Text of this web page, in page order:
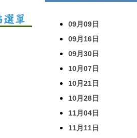
09月09日
09月16日
09月30日
10月07日
10月21日
10月28日
11月04日
11月11日